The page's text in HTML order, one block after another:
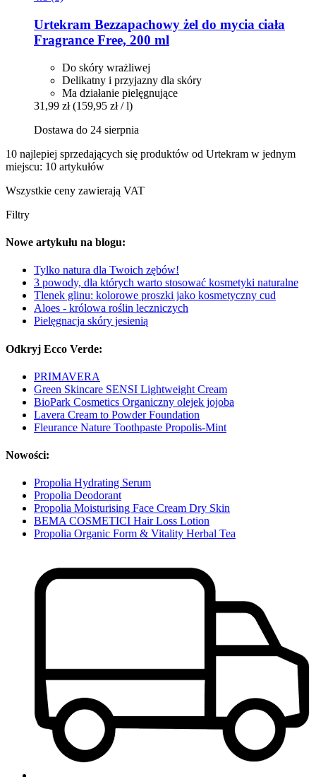
Urtekram Bezzapachowy żel do mycia ciała
Fragrance Free, 200 ml
Do skóry wrażliwej
Delikatny i przyjazny dla skóry
Ma działanie pielęgnujące
31,99 zł (159,95 zł / l)
Dostawa do 24 sierpnia
10 najlepiej sprzedających się produktów od Urtekram w jednym
miejscu: 10 artykułów
Wszystkie ceny zawierają VAT
Filtry
Nowe artykułu na blogu:
Tylko natura dla Twoich zębów!
3 powody, dla których warto stosować kosmetyki naturalne
Tlenek glinu: kolorowe proszki jako kosmetyczny cud
Aloes - królowa roślin leczniczych
Pielęgnacja skóry jesienią
Odkryj Ecco Verde:
PRIMAVERA
Green Skincare SENSI Lightweight Cream
BioPark Cosmetics Organiczny olejek jojoba
Lavera Cream to Powder Foundation
Fleurance Nature Toothpaste Propolis-Mint
Nowości:
Propolia Hydrating Serum
Propolia Deodorant
Propolia Moisturising Face Cream Dry Skin
BEMA COSMETICI Hair Loss Lotion
Propolia Organic Form & Vitality Herbal Tea